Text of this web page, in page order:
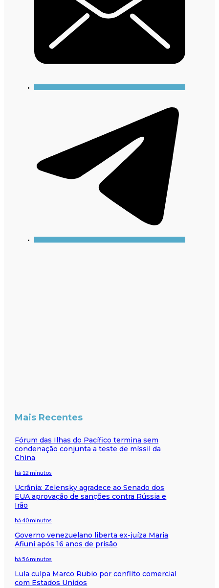
Mais Recentes
Fórum das Ilhas do Pacífico termina sem
condenação conjunta a teste de míssil da
China
há 12 minutos
Ucrânia: Zelensky agradece ao Senado dos
EUA aprovação de sanções contra Rússia e
Irão
há 40 minutos
Governo venezuelano liberta ex-juíza Maria
Afiuni após 16 anos de prisão
há 56 minutos
Lula culpa Marco Rubio por conflito comercial
com Estados Unidos